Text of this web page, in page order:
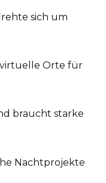
sich um
virtuelle Orte für
braucht starke
Nachtprojekte